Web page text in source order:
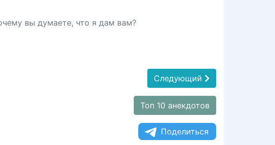
вы думаете, что я дам вам?
Следующий
Топ 10 анекдотов
Поделиться